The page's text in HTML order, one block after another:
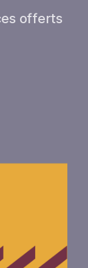
offerts